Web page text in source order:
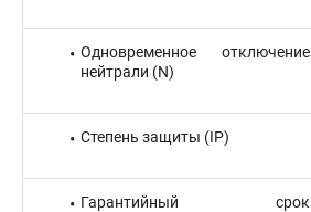
Одновременное отключение
нейтрали (N)
Степень защиты (IP)
Гарантийный срок